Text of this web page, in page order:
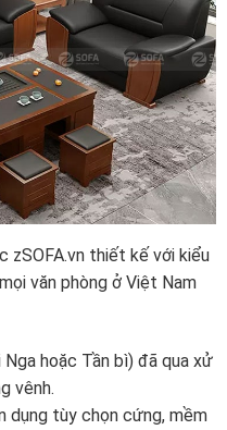
zSOFA.vn thiết kế với kiểu
văn phòng ở Việt Nam
Nga hoặc Tần bì) đã qua xử
vênh.
dụng tùy chọn cứng, mềm